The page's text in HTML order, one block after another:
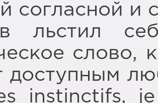
согласной и
льстил
слово,
доступным
instinctifs,